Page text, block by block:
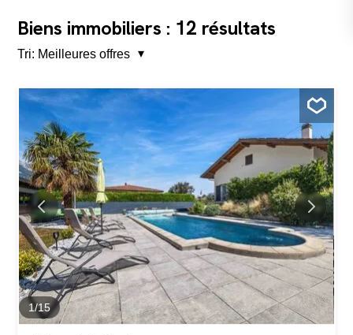
Biens immobiliers : 12 résultats
Tri: Meilleures offres
1/15